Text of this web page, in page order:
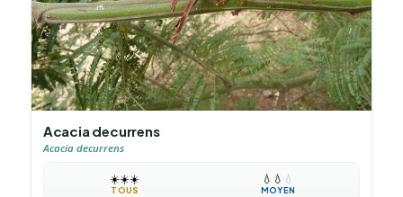
Acacia decurrens
Acacia decurrens
☀️☀️☀️
TOUS
💧 💧 💧
MOYEN